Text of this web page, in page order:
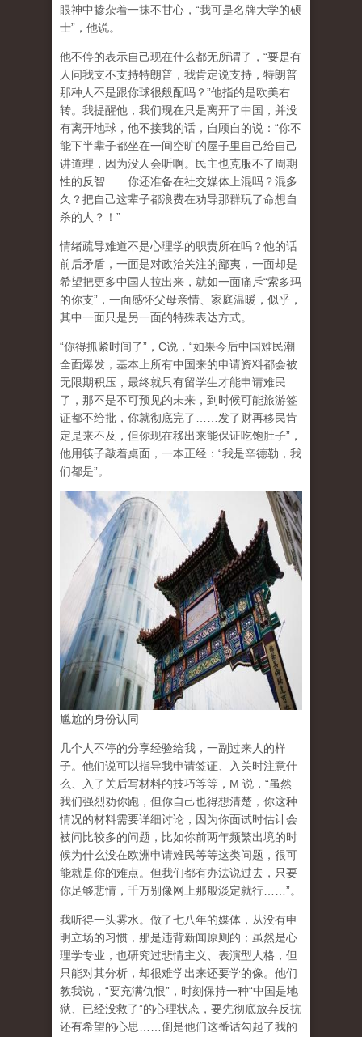
眼神中掺杂着一抹不甘心，“我可是名牌大学的硕
士”，他说。
他不停的表示自己现在什么都无所谓了，“要是有
人问我支不支持特朗普，我肯定说支持，特朗普
那种人不是跟你球很般配吗？”他指的是欧美右
转。我提醒他，我们现在只是离开了中国，并没
有离开地球，他不接我的话，自顾自的说：“你不
能下半辈子都坐在一间空旷的屋子里自己给自己
讲道理，因为没人会听啊。民主也克服不了周期
性的反智……你还准备在社交媒体上混吗？混多
久？把自己这辈子都浪费在劝导那群玩了命想自
杀的人？！”
情绪疏导难道不是心理学的职责所在吗？他的话
前后矛盾，一面是对政治关注的鄙夷，一面却是
希望把更多中国人拉出来，就如一面痛斥“索多玛
的你支”，一面感怀父母亲情、家庭温暖，似乎，
其中一面只是另一面的特殊表达方式。
“你得抓紧时间了”，C说，“如果今后中国难民潮
全面爆发，基本上所有中国来的申请资料都会被
无限期积压，最终就只有留学生才能申请难民
了，那不是不可预见的未来，到时候可能旅游签
证都不给批，你就彻底完了……发了财再移民肯
定是来不及，但你现在移出来能保证吃饱肚子”，
他用筷子敲着桌面，一本正经：“我是辛德勒，我
们都是”。
尴尬的身份认同
几个人不停的分享经验给我，一副过来人的样
子。他们说可以指导我申请签证、入关时注意什
么、入了关后写材料的技巧等等，M 说，“虽然
我们强烈劝你跑，但你自己也得想清楚，你这种
情况的材料需要详细讨论，因为你面试时估计会
被问比较多的问题，比如你前两年频繁出境的时
候为什么没在欧洲申请难民等等这类问题，很可
能就是你的难点。但我们都有办法说过去，只要
你足够悲情，千万别像网上那般淡定就行……”。
我听得一头雾水。做了七八年的媒体，从没有申
明立场的习惯，那是违背新闻原则的；虽然是心
理学专业，也研究过悲情主义、表演型人格，但
只能对其分析，却很难学出来还要学的像。他们
教我说，“要充满仇恨”，时刻保持一种“中国是地
狱、已经没救了”的心理状态，要先彻底放弃反抗
还有希望的心思……倒是他们这番话勾起了我的